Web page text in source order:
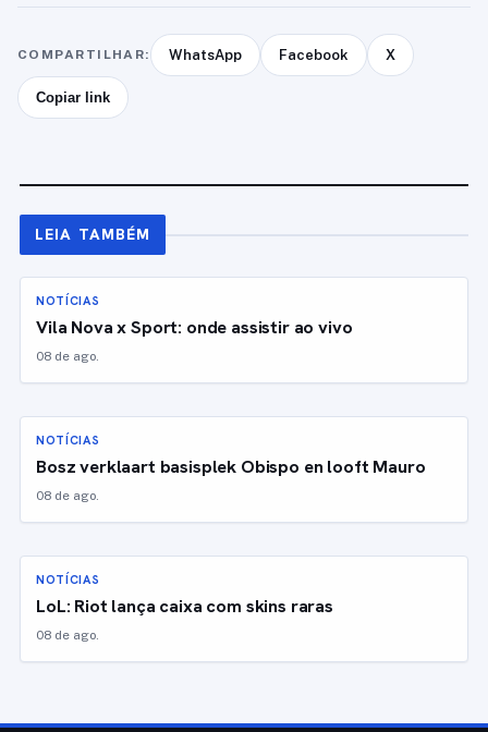
COMPARTILHAR: WhatsApp Facebook X
Copiar link
LEIA TAMBÉM
NOTÍCIAS
Vila Nova x Sport: onde assistir ao vivo
08 de ago.
NOTÍCIAS
Bosz verklaart basisplek Obispo en looft Mauro
08 de ago.
NOTÍCIAS
LoL: Riot lança caixa com skins raras
08 de ago.